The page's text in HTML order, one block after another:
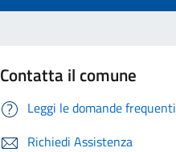
Contatta il comune
Leggi le domande frequenti
Richiedi Assistenza